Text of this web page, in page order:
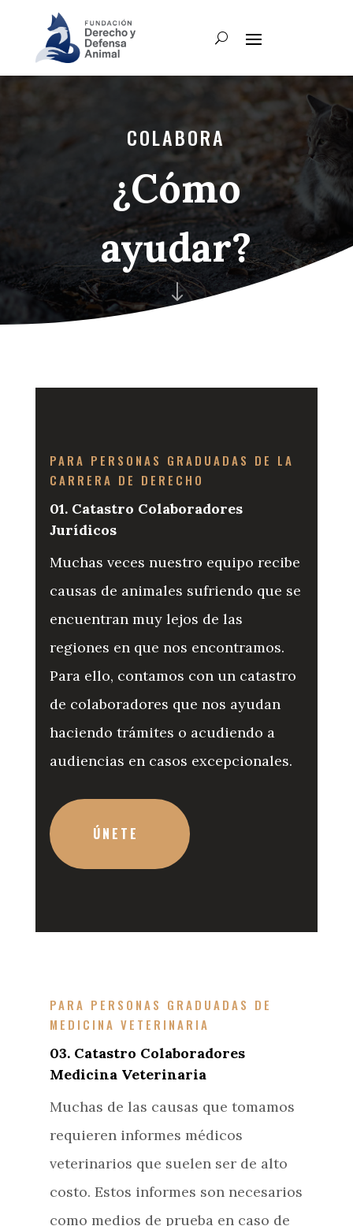
COLABORA
¿Cómo
ayudar?
"
PARA PERSONAS GRADUADAS DE LA
CARRERA DE DERECHO
01. Catastro Colaboradores
Jurídicos
Muchas veces nuestro equipo recibe
causas de animales sufriendo que se
encuentran muy lejos de las
regiones en que nos encontramos.
Para ello, contamos con un catastro
de colaboradores que nos ayudan
haciendo trámites o acudiendo a
audiencias en casos excepcionales.
ÚNETE
PARA PERSONAS GRADUADAS DE
MEDICINA VETERINARIA
03. Catastro Colaboradores
Medicina Veterinaria
Muchas de las causas que tomamos
requieren informes médicos
veterinarios que suelen ser de alto
costo. Estos informes son necesarios
como medios de prueba en caso de